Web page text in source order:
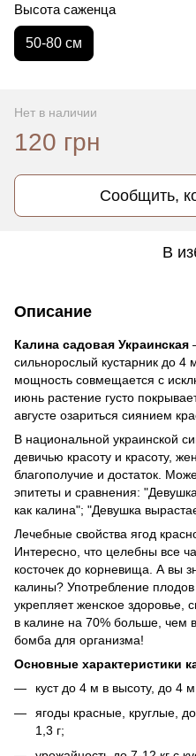
Высота саженца
50-80 см
Нет в наличии
120 грн
Сообщить,
В
Описание
Калина садовая Украинская
сильнорослый кустарник до 4
мощность совмещается с
июнь растение густо
августе озариться сиянием
В национальной украинской
девичью красоту и красоту,
благополучие и достаток.
эпитеты и сравнения:
как калина"; "Девушка
Лечебные свойства ягод
Интересно, что целебны все
косточек до корневища. А вы
калины? Употребление
укрепляет женское здоровье,
в калине на 70% больше, чем
бомба для организма!
Основные характеристики
куст до 4 м в высоту, до 4
ягоды красные, круглые,
1,3 г;